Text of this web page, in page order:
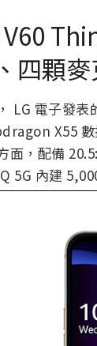
V60
四顆
LG 電子發
X55 數
面，配備
5G 內建